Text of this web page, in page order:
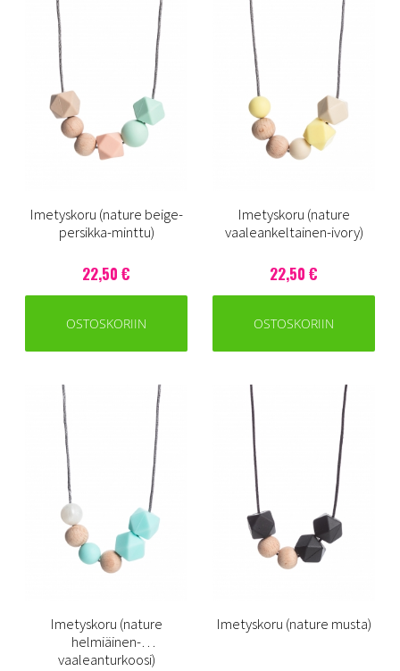
Imetyskoru (nature beige-
persikka-minttu)
22,50 €
OSTOSKORIIN
Imetyskoru (nature
vaaleankeltainen-ivory)
22,50 €
OSTOSKORIIN
Imetyskoru (nature
helmiäinen-
vaaleanturkoosi)
Imetyskoru (nature musta)